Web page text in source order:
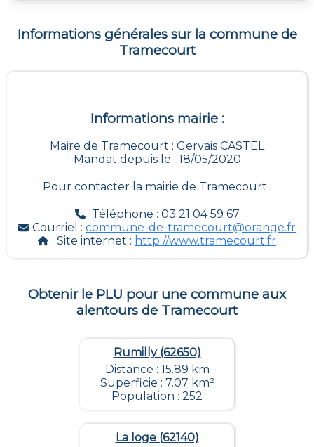
Informations générales sur la commune de
Tramecourt
Informations mairie :
Maire de Tramecourt : Gervais CASTEL
Mandat depuis le : 18/05/2020
Pour contacter la mairie de Tramecourt :
Téléphone : 03 21 04 59 67
Courriel : commune-de-tramecourt@orange.fr
: Site internet : http://www.tramecourt.fr
Obtenir le PLU pour une commune aux
alentours de Tramecourt
Rumilly (62650)
Distance : 15.89 km
Superficie : 7.07 km²
Population : 252
La loge (62140)